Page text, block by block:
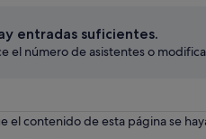
entradas suficientes.
el número de asistentes o
el contenido de esta página se